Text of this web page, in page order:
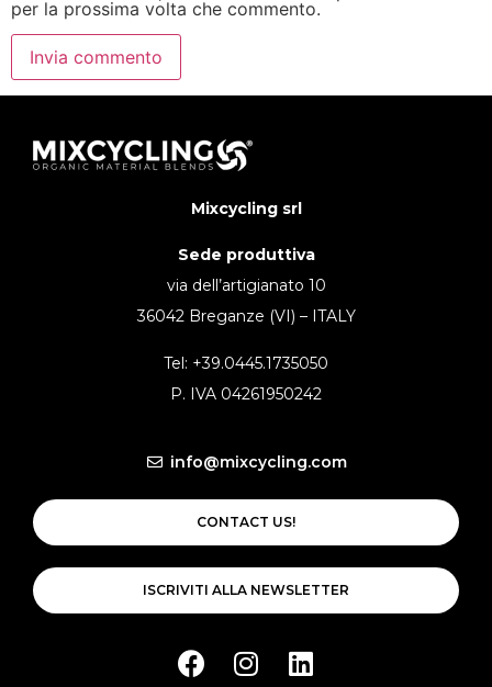
per la prossima volta che commento.
Mixcycling srl
Sede produttiva
via dell’artigianato 10
36042 Breganze (VI) – ITALY
Tel: +39.0445.1735050
P. IVA 04261950242
info@mixcycling.com
CONTACT US!
ISCRIVITI ALLA NEWSLETTER